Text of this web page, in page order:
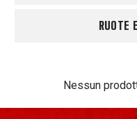
RUOTE
Nessun